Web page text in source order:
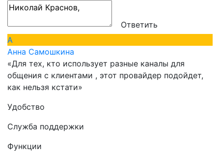
Ответить
А
Анна Самошкина
«Для тех, кто использует разные каналы для
общения с клиентами , этот провайдер подойдет,
как нельзя кстати»
Удобство
Служба поддержки
Функции